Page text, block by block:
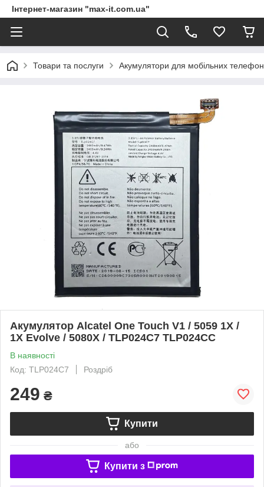
Інтернет-магазин "max-it.com.ua"
Товари та послуги Акумулятори для мобільних
Акумулятор Alcatel One Touch V1 / 5059 1X /
1X Evolve / 5080X / TLP024C7 TLP024CC
В наявності
Код: TLP024C7
Роздріб
249 ₴
Купити
або
Купити з